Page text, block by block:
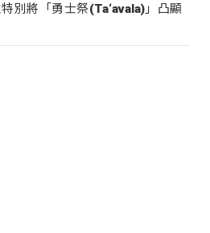
別將「勇士祭(Ta‘avala)」凸顯